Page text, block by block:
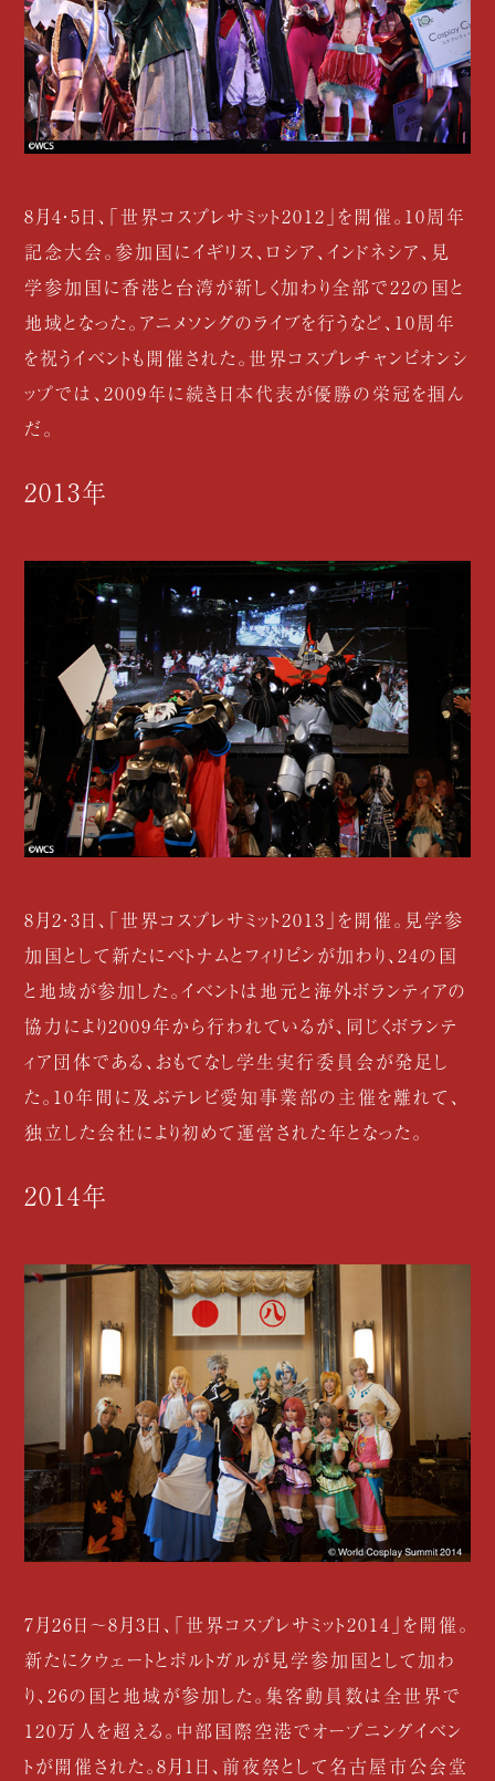
8月4・5日、「世界コスプレサミット2012」を開催。10周年
記念大会。参加国にイギリス、ロシア、インドネシア、見
学参加国に香港と台湾が新しく加わり全部で22の国と
地域となった。アニメソングのライブを行うなど、10周年
を祝うイベントも開催された。世界コスプレチャンピオンシ
ップでは、2009年に続き日本代表が優勝の栄冠を掴ん
だ。
2013年
8月2・3日、「世界コスプレサミット2013」を開催。見学参
加国として新たにベトナムとフィリピンが加わり、24の国
と地域が参加した。イベントは地元と海外ボランティアの
協力により2009年から行われているが、同じくボランテ
ィア団体である、おもてなし学生実行委員会が発足し
た。10年間に及ぶテレビ愛知事業部の主催を離れて、
独立した会社により初めて運営された年となった。
2014年
7月26日〜8月3日、「世界コスプレサミット2014」を開催。
新たにクウェートとポルトガルが見学参加国として加わ
り、26の国と地域が参加した。集客動員数は全世界で
120万人を超える。中部国際空港でオープニングイベン
トが開催された。8月1日、前夜祭として名古屋市公会堂